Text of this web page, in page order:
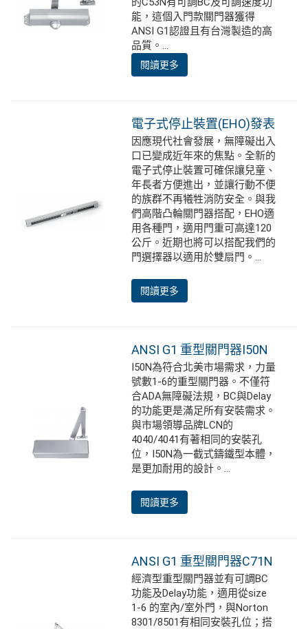
能，這個入門款關門器獲得
ANSI G1認證且有台灣製造的高
品質。...
閱讀更多
電子式停止裝置(EHO)發表
因應現代社會發展，無障礙出入
口已變成近年來的焦點。全新的
電子式停止裝置可確保讓兒童、
年長者方便進出，並讓行動不便
的族群不再犧牲消防安全。與我
們高階凸輪關門器搭配，EHO適
用各種門，適用門重可高達120
公斤。近期也將可以搭配我們的
門選擇器以適用於雙扇門。...
閱讀更多
ANSI G1 重型關門器I50N
I50N為符合北美市場需求，力量
號數1-6的重型關門器。不僅符
合ADA無障礙法規，BC與Delay
的功能更是滿足所有安裝需求。
與市場領導品牌LCN的
4040/4041有著相同的安裝孔
位，I50N為一截式鑄鐵型本體，
是更加耐用的設計。...
閱讀更多
ANSI G1 重型關門器C71N
經濟型重型關門器並有可調BC
功能及Delay功能，適用從size
1-6 的室內/室外門，與Norton
8301/8501有相同安裝孔位；搭